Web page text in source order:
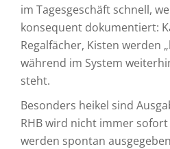
im Tagesgeschäft schnell,
konsequent dokumentiert:
Regalfächer, Kisten werden
während im System
steht.
Besonders heikel sind
RHB wird nicht immer
werden spontan